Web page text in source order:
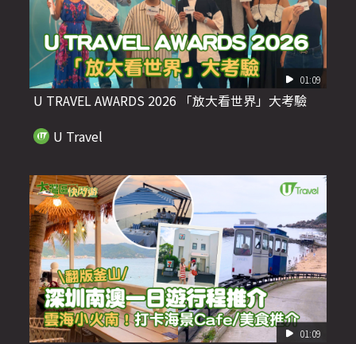
01:09
U TRAVEL AWARDS 2026 「放大看世界」大考驗
U Travel
01:09